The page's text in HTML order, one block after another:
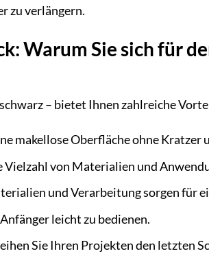
zu verlängern.
Warum Sie sich für
– bietet Ihnen zahlreiche
makellose Oberfläche ohne Kratzer
Vielzahl von Materialien und
und Verarbeitung sorgen für
leicht zu bedienen.
Sie Ihren Projekten den letzten